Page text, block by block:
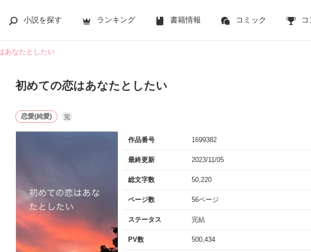
小説を探す ランキング 書籍情報 コミック コ
あなたとしたい
初めての恋はあなたとしたい
恋愛(純愛) 完
作品番号 1699382
最終更新 2023/11/05
総文字数 50,220
ページ数 56ページ
ステータス 完結
PV数 500,434